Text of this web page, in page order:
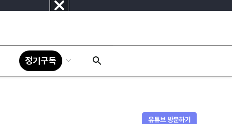
닫
정기구독
유튜브 방문하기